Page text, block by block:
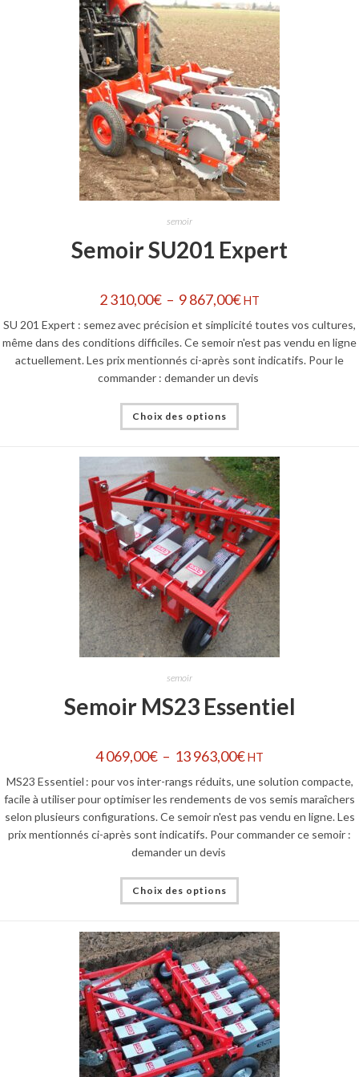
semoir
Semoir SU201 Expert
2 310,00€ – 9 867,00€HT
SU 201 Expert : semez avec précision et simplicité toutes vos cultures,
même dans des conditions difficiles. Ce semoir n'est pas vendu en ligne
actuellement. Les prix mentionnés ci-après sont indicatifs. Pour le
commander : demander un devis
Choix des options
semoir
Semoir MS23 Essentiel
4 069,00€ – 13 963,00€HT
MS23 Essentiel : pour vos inter-rangs réduits, une solution compacte,
facile à utiliser pour optimiser les rendements de vos semis maraîchers
selon plusieurs configurations. Ce semoir n'est pas vendu en ligne. Les
prix mentionnés ci-après sont indicatifs. Pour commander ce semoir :
demander un devis
Choix des options